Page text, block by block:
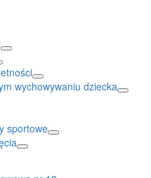
wychowywaniu dziecka
sportowe